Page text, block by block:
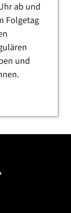
ab und
Folgetag
und